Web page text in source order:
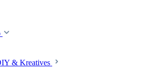
& Kreatives